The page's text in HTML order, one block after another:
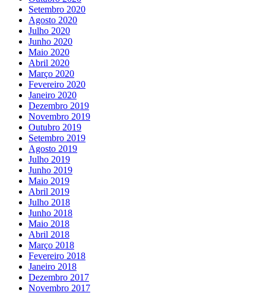
Setembro 2020
Agosto 2020
Julho 2020
Junho 2020
Maio 2020
Abril 2020
Março 2020
Fevereiro 2020
Janeiro 2020
Dezembro 2019
Novembro 2019
Outubro 2019
Setembro 2019
Agosto 2019
Julho 2019
Junho 2019
Maio 2019
Abril 2019
Julho 2018
Junho 2018
Maio 2018
Abril 2018
Março 2018
Fevereiro 2018
Janeiro 2018
Dezembro 2017
Novembro 2017